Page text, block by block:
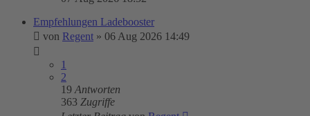
Empfehlungen Ladebooster
von Regent » 06 Aug 2026 14:49
1
2
19 Antworten
363 Zugriffe